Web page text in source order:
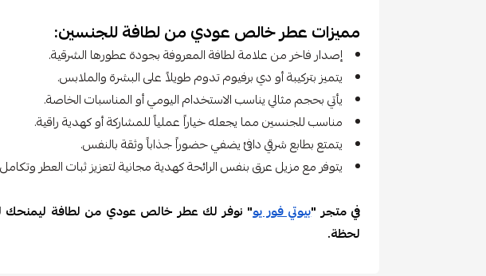
مميزات عطر خالص عودي من لطافة للجنسين:
إصدار فاخر من علامة لطافة المعروفة بجودة عطورها الشرقية.
يتميز بتركيبة أو دي برفيوم تدوم طويلاً على البشرة والملابس.
يأتي بحجم مثالي يناسب الاستخدام اليومي أو المناسبات الخاصة.
مناسب للجنسين مما يجعله خياراً عملياً للمشاركة أو كهدية راقية.
يتمتع بطابع شرقي دافئ يضفي حضوراً جذاباً وثقة بالنفس.
يتوفر مع مزيل عرق بنفس الرائحة كهدية مجانية لتعزيز ثبات العطر وتكامل
في متجر "بيوتي فور يو" نوفر لك عطر خالص عودي من لطافة ليمنحك
لحظة.